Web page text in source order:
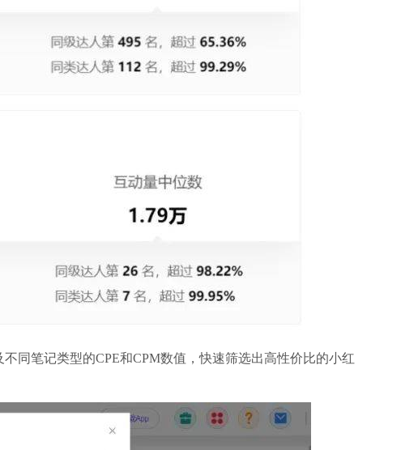
同笔记类型的CPE和CPM数值，快速筛选出高性价比的小红